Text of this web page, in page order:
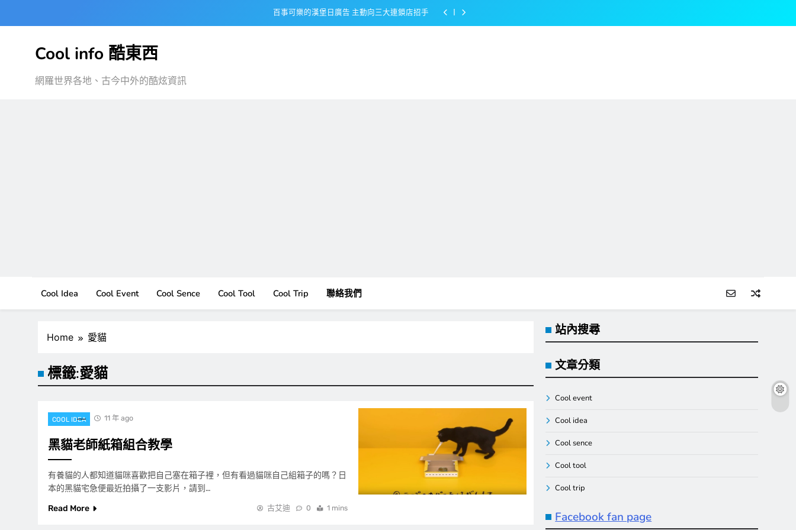
百事可樂的漢堡日廣告 主動向三大連鎖店招手
Cool info 酷東西
網羅世界各地、古今中外的酷炫資訊
Cool Idea Cool Event Cool Sence Cool Tool Cool Trip 聯絡我們
Home 愛貓
標籤:愛貓
COOL IDEA 11 年 ago
黑貓老師紙箱組合教學
有養貓的人都知道貓咪喜歡把自己塞在箱子裡，但有看過貓咪自己組箱子的嗎？日
本的黑貓宅急便最近拍攝了一支影片，請到…
Read More
古艾迪 0 1 mins
站內搜尋
文章分類
Cool event
Cool idea
Cool sence
Cool tool
Cool trip
Facebook fan page